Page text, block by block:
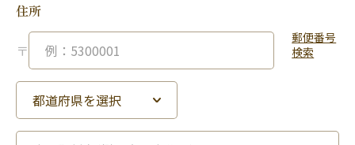
住所
〒
郵便番号
検索